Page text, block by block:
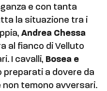
e con tanta
la situazione tra i
Andrea Chessa
al fianco di Velluto
I cavalli, Bosea e
preparati a dovere da
non temono avversari.